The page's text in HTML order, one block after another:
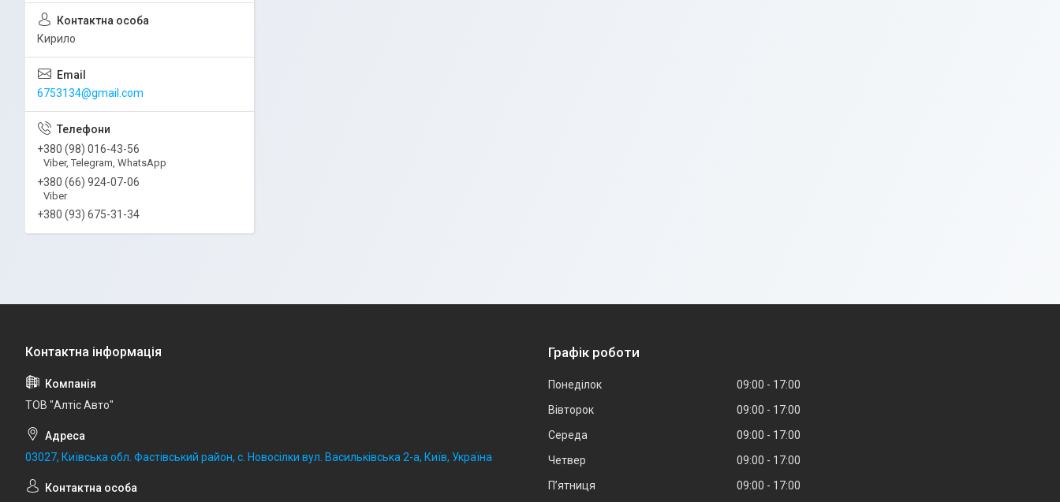
Кирило
6753134@gmail.com
+380 (98) 016-43-56
Viber, Telegram, WhatsApp
+380 (66) 924-07-06
Viber
+380 (93) 675-31-34
ТОВ "Алтіс Авто"
03027, Київська обл. Фастівський район, с. Новосілки вул. Васильківська 2-а, Київ, Україна
Графік роботи
Понеділок 09:00
17:00
Вівторок
09:00
17:00
Середа
09:00
17:00
Четвер
09:00
17:00
Пʼятниця
09:00 17:00